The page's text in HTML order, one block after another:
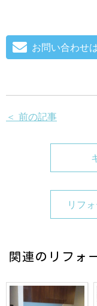
お問い合わせ
＜ 前の記事
リフ
関連のリフォ